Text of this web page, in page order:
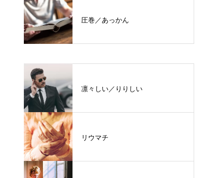
圧巻／あっかん
凛々しい／りりしい
リウマチ